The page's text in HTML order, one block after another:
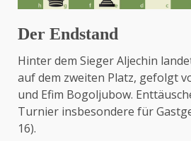
Der Endstand
Hinter dem Sieger Aljechin
auf dem zweiten Platz, gefolgt
und Efim Bogoljubow.
Turnier insbesondere für
16).